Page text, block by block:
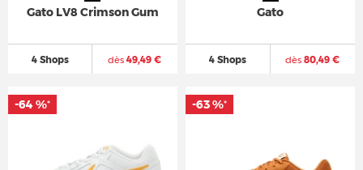
Gato LV8 Crimson Gum
4 Shops dès 49,49 €
Gato
4 Shops dès 80,49 €
-64 %* -63 %*